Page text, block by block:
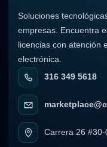
Soluciones
empresas. Encuentra
licencias con atención
electrónica.
316 349 5618
Carrera 26 #30-